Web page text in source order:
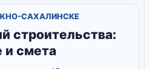
САХАЛИНСКЕ
строительства:
и смета